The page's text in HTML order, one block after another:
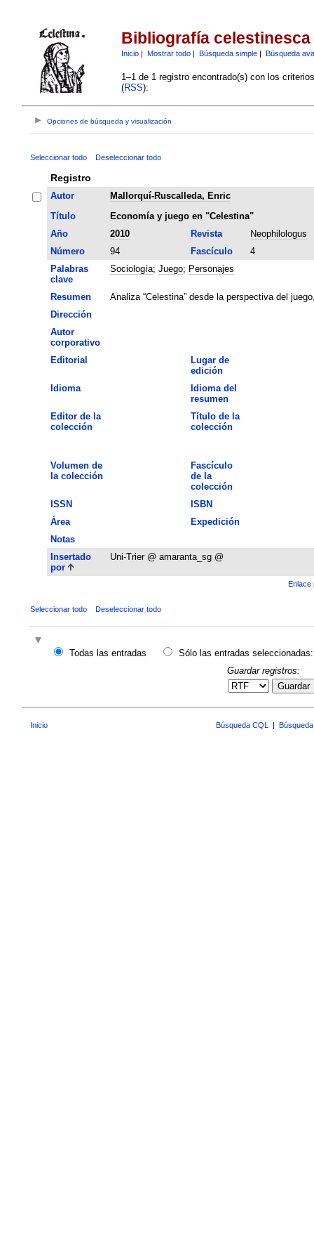
Bibliografía celestinesca
Inicio| Mostrar todo| Búsqueda simple| Búsqueda
1–1 de 1 registro encontrado(s) con los
(RSS):
Opciones de búsqueda y visualización
Seleccionar todo Deseleccionar todo
Registro
Autor
Mallorquí-Ruscalleda, Enric
Título
Economía y juego en "Celestina"
Año
2010 Revista
Neophilologus
Número
94 Fascículo
4
Palabras
clave
Sociología; Juego; Personajes
Resumen
Analiza “Celestina” desde la perspectiva del
Dirección
Autor
corporativo
Editorial
Lugar de
edición
Idioma
Idioma del
resumen
Editor de la
colección
Título de la
colección
Volumen de
la colección
Fascículo
de la
colección
ISSN
ISBN
Área
Expedición
Notas
Insertado
por
Uni-Trier @ amaranta_sg @
Enlace
Seleccionar todo Deseleccionar todo
Todas las entradas
Sólo las entradas seleccionadas:
Guardar registros:
Guardar
Inicio Búsqueda CQL